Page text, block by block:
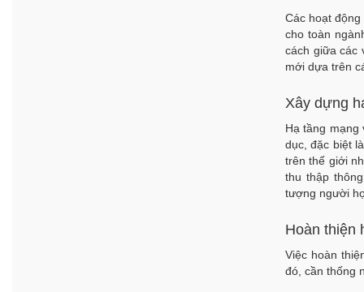
Các hoạt
cho toàn
cách giữa các
mới dựa trên
Xây dựng
Hạ tầng mạng
dục, đặc biệt
trên thế giới
thu thập
tượng người
Hoàn thiện
Việc hoàn
đó, cần thống